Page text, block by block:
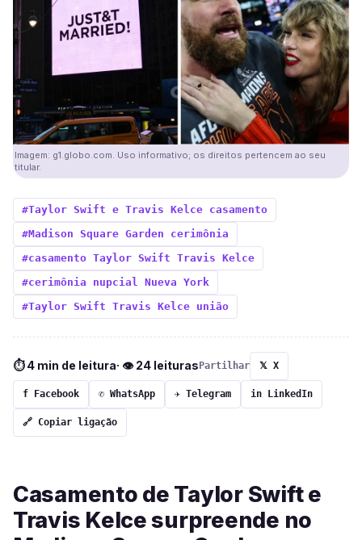
Imagem: g1.globo.com. Uso informativo; os direitos pertencem ao seu
titular.
#Taylor Swift e Travis Kelce casamento
#Madison Square Garden cerimônia
#casamento Taylor Swift Travis Kelce
#cerimônia nupcial Nueva York
#Taylor Swift Travis Kelce união
⏱ 4 min de leitura· 👁 24 leiturasPartilhar 𝕏 X
f Facebook ✆ WhatsApp ✈ Telegram in LinkedIn
🔗 Copiar ligação
Casamento de Taylor Swift e
Travis Kelce surpreende no